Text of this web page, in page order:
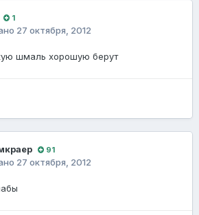
1
27 октября, 2012
шмаль хорошую берут
91
27 октября, 2012